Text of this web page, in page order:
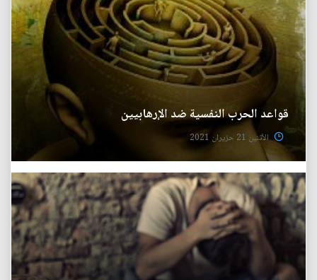
قواعد الحرب النفسية ضد الإرهابيين
الأثنين 21 حزيران 2021